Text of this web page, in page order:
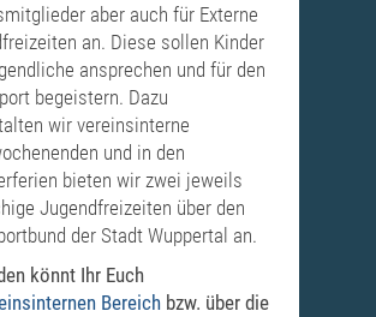
aber auch für Externe
an. Diese sollen Kinder
ansprechen und für den
begeistern. Dazu
wir vereinsinterne
und in den
bieten wir zwei jeweils
Jugendfreizeiten über den
der Stadt Wuppertal an.
könnt Ihr Euch
Bereich bzw. über die